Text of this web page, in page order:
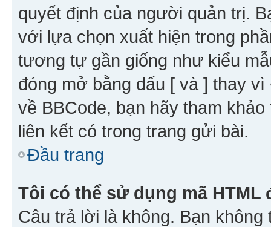
quyết định của người quản trị.
với lựa chọn xuất hiện trong
tương tự gần giống như kiểu
đóng mở bằng dấu [ và ] thay
về BBCode, bạn hãy tham
liên kết có trong trang gửi bài.
Đầu trang
Tôi có thể sử dụng mã
Câu trả lời là không. Bạn